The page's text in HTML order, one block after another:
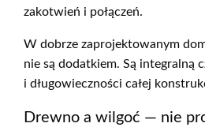
zakotwień i połączeń.
W dobrze zaprojektowanym
nie są dodatkiem. Są integralną
i długowieczności całej
Drewno a wilgoć — nie